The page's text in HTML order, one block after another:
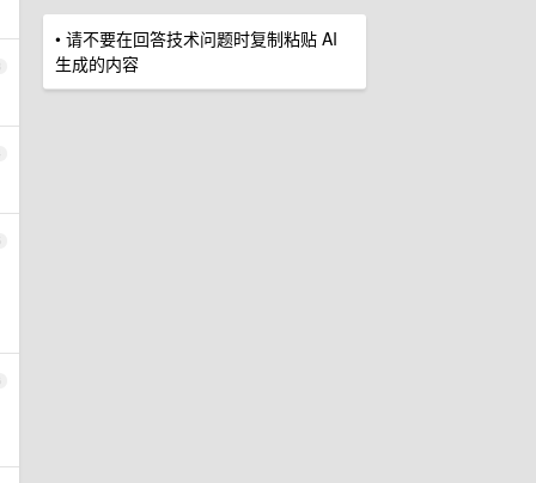
• 请不要在回答技术问题时复制粘贴 AI
生成的内容